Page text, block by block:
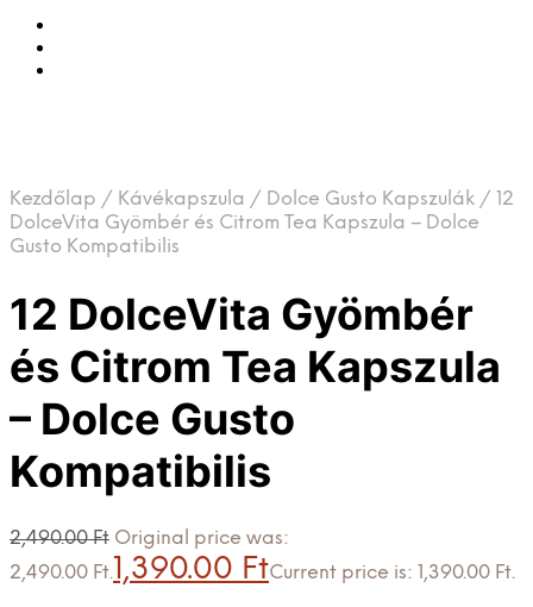
Kezdőlap / Kávékapszula / Dolce Gusto Kapszulák / 12
DolceVita Gyömbér és Citrom Tea Kapszula – Dolce
Gusto Kompatibilis
12 DolceVita Gyömbér
és Citrom Tea Kapszula
– Dolce Gusto
Kompatibilis
2,490.00Ft Original price was:
2,490.00 Ft.1,390.00 FtCurrent price is: 1,390.00 Ft.